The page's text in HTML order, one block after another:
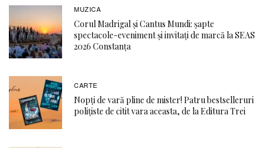
MUZICA
Corul Madrigal și Cantus Mundi: șapte
spectacole-eveniment și invitați de marcă la SEAS
2026 Constanța
CARTE
Nopți de vară pline de mister! Patru bestselleruri
polițiste de citit vara aceasta, de la Editura Trei